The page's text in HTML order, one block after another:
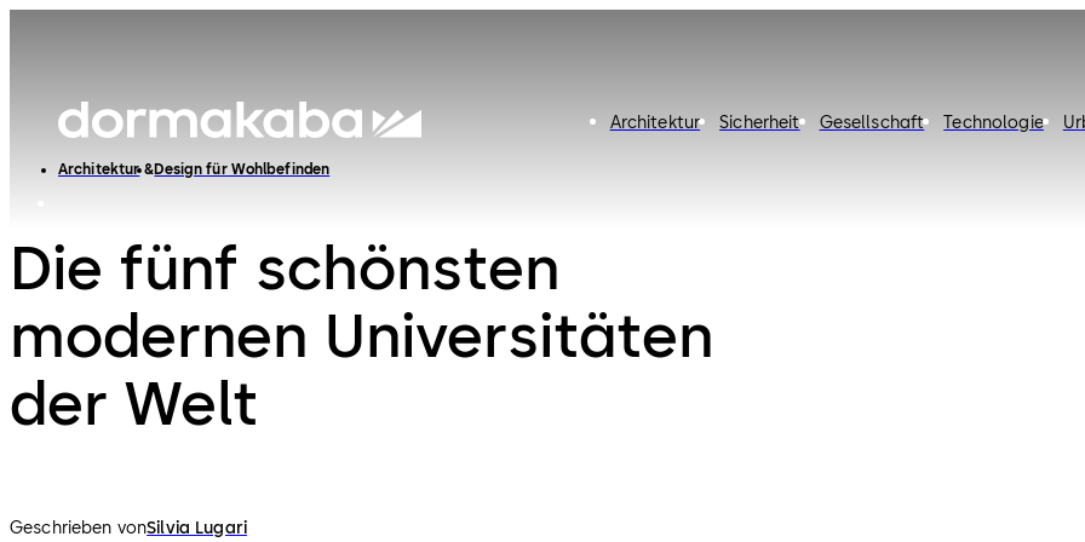
Architektur Sicherheit Gesellschaft Technologie
Architektur Design für Wohlbefinden
Die fünf schönsten
modernen Universitäten
der Welt
Geschrieben vonSilvia Lugari